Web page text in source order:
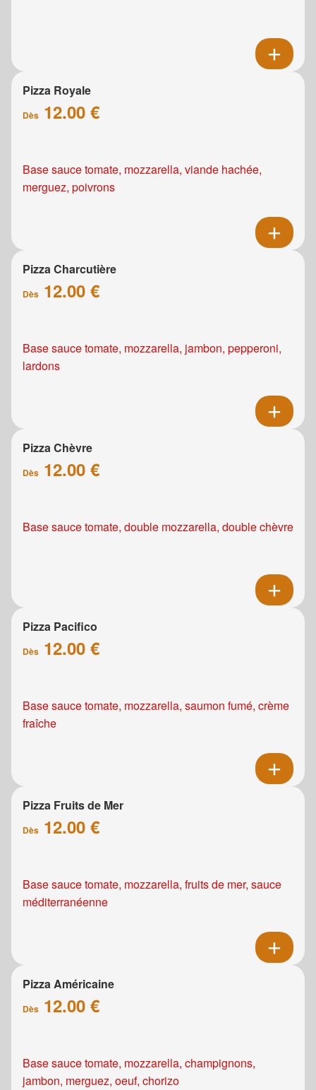
Pizza Royale
Dès 12.00 €
Base sauce tomate, mozzarella, viande hachée,
merguez, poivrons
Pizza Charcutière
Dès 12.00 €
Base sauce tomate, mozzarella, jambon, pepperoni,
lardons
Pizza Chèvre
Dès 12.00 €
Base sauce tomate, double mozzarella, double chèvre
Pizza Pacifico
Dès 12.00 €
Base sauce tomate, mozzarella, saumon fumé, crème
fraîche
Pizza Fruits de Mer
Dès 12.00 €
Base sauce tomate, mozzarella, fruits de mer, sauce
méditerranéenne
Pizza Américaine
Dès 12.00 €
Base sauce tomate, mozzarella, champignons,
jambon, merguez, oeuf, chorizo